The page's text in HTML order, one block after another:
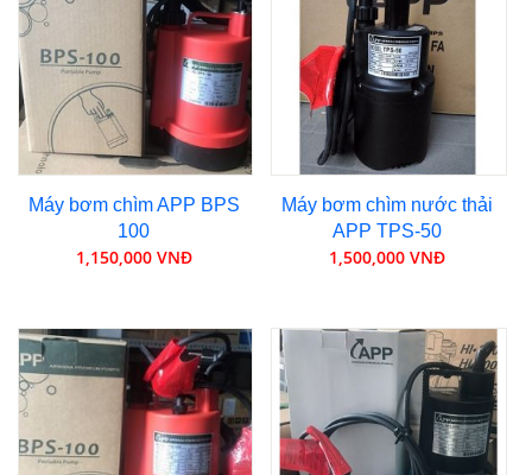
Máy bơm chìm APP BPS
100
1,150,000 VNĐ
Máy bơm chìm nước thải
APP TPS-50
1,500,000 VNĐ